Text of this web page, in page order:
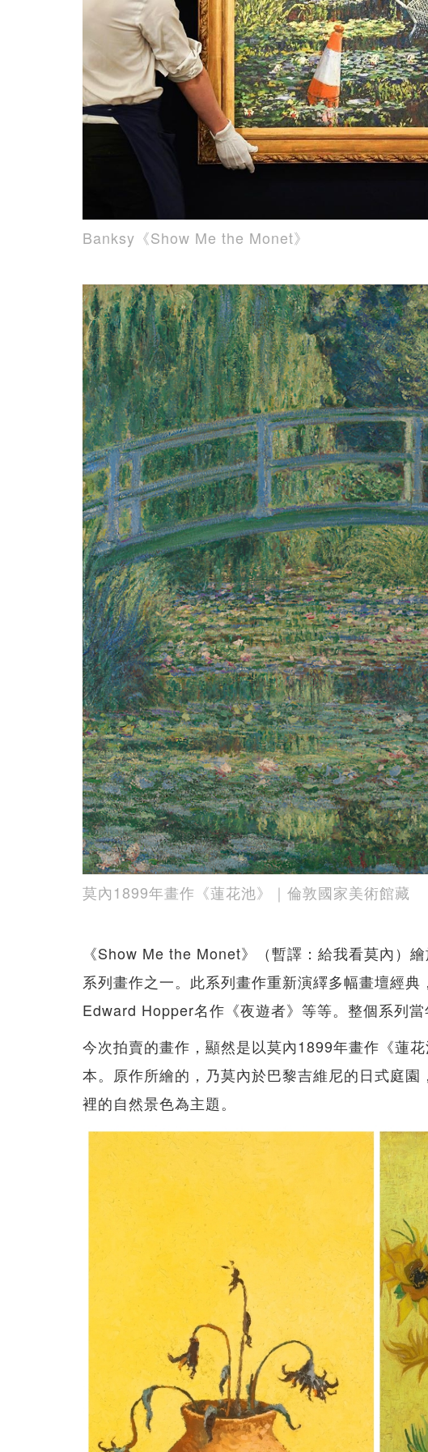
Banksy《Show Me the Monet》
莫內1899年畫作《蓮花池》｜倫敦國家美術館藏
《Show Me the Monet》（暫譯：給我看莫內）
系列畫作之一。此系列畫作重新演繹多幅畫壇經
Edward Hopper名作《夜遊者》等等。整個系列當
今次拍賣的畫作，顯然是以莫內1899年畫作《蓮
本。原作所繪的，乃莫內於巴黎吉維尼的日式庭
裡的自然景色為主題。